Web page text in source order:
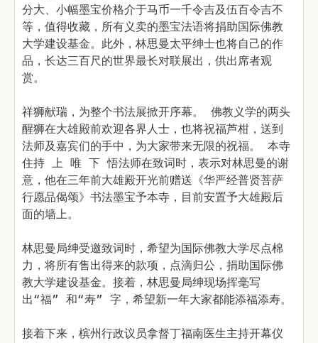
分大、小幅墨宝价格介于马币一千令吉及伍百令吉不
等，值得收藏，所有义卖的墨宝法语将捐助国际佛教
大学建设基金。此外，林思曼太平绅士也将自己的作
品，长达三百尺的世界最长对联展出，供出席者观
赏。
祥狮献瑞，为整个书法展掀开序幕。 佛教义学的两头
醒狮在大雄殿前欢迎各界人士，也将祝福芦柑，送到
法师及嘉宾们的手中，为大家带来无限的祝福。 本寺
住持 上 唯 下 悟法师在致词时，表示对林思曼的谢
意，他在三年前大雄殿开光前赠送《华严经普贤菩萨
行愿品偈颂》书法墨宝予本寺，目前安置予大雄殿后
面的墙上。
林思曼局绅受邀致词时，希望为国际佛教大学尽点棉
力，将所有售出得来的款项，点滴归公，捐助国际佛
教大学建设基金。接着，林思曼局绅现场挥毫写
出“福” 和“寿” 字，希望新一年大家都能添福添寿。
接着下来，槟州行政议员拿督丁福南医生主持开幕仪